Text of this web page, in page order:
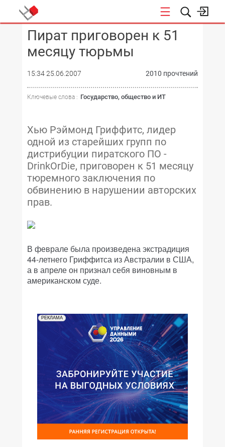
КОНФЕРЕНЦИИ
Пират приговорен к 51
месяцу тюрьмы
15:34 25.06.2007 2010 прочтений
Ключевые слова : Государство, общество и ИТ
Хью Рэймонд Гриффитс, лидер
одной из старейших групп по
дистрибуции пиратского ПО -
DrinkOrDie, приговорен к 51 месяцу
тюремного заключения по
обвинению в нарушении авторских
прав.
В феврале была произведена экстрадиция
44-летнего Гриффитса из Австралии в США,
а в апреле он признал себя виновным в
американском суде.
РЕКЛАМА